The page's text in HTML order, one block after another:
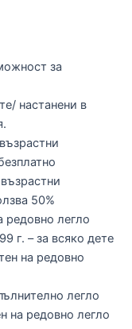
за
настанени в
50%
редовно легло
г. – за всяко дете
на редовно
легло
на редовно легло